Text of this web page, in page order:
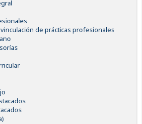
de prácticas profesionales